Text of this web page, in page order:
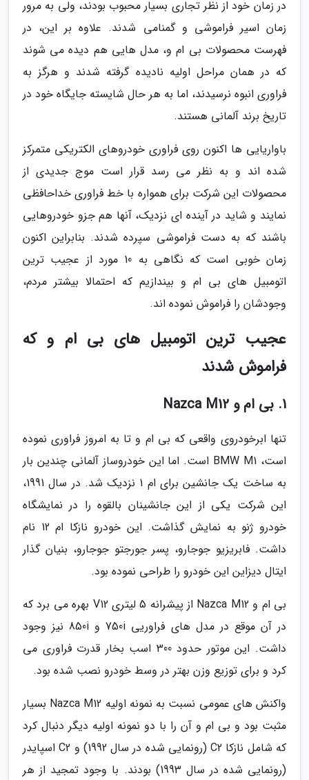
در زمان خود از نظر تجاری بسیار محبوب بودند، ولی به مرور
زمان اسیر فراموشی و گمنامی شدند. علاوه بر این، در
فهرست محصولات بی ام و، مدل هایی هم دیده می شوند
که در همان مراحل اولیه نادیده گرفته شدند و هرگز به
فراوری انبوه نرسیدند، اما به هر حال شایسته جایگاه خود در
تاریخ برند آلمانی هستند.
باواریایی ها اکنون روی فراوری خودروهای الکتریکی متمرکز
شده اند و به نظر می رسد قرار است موج جدیدی از
محصولات این شرکت برای همواره با خط فراوری خداحافظی
نمایند و شاید در آینده ای نزدیک، آنها هم جزو خودروهایی
باشند که به دست فراموشی سپرده شدند. بنابراین اکنون
زمان خوبی است که نگاهی به 10 مورد از عجیب ترین
اتومبیل های بی ام و بیندازیم که احتمالا بیشتر مردم،
وجودشان را فراموش نموده اند.
عجیب ترین اتومبیل های بی ام و که
فراموش شدند
1. بی ام و Nazca M12
تنها ابرخودروی واقعی که بی ام و تا به امروز فراوری نموده
است، BMW M1 است. اما این خودروساز آلمانی چندین بار
به ساخت یک جانشین برای ام 1 نزدیک شد. در سال 1991،
این شرکت یکی از این جانشینان بالقوه را در نمایشگاه
خودرو ژنو به نمایش گذاشت. این خودرو نازکا ام 12 نام
داشت. فابریزیو جوجارو، پسر جورجتو جوجارو، بنیان گذار
ایتال دیزاین این خودرو را طراحی نموده بود.
بی ام و Nazca M12 از پیشرانه 5 لیتری V12 بهره می برد که
در آن موقع در مدل های فراوریی 750i و 850i نیز وجود
داشت. این موتور حدود 300 اسب بخار قدرت فراوری می
کرد و برای توزیع وزن بهتر در وسط خودرو نصب شده بود.
واکنش های عمومی نسبت به نمونه اولیه Nazca M12 بسیار
مثبت بود و بی ام و آن را با دو نمونه اولیه دیگر دنبال کرد
که شامل نازکا C2 (رونمایی شده در سال 1992) و C2 اسپایدر
(رونمایی شده در سال 1993) بودند. با وجود تمجید از هر